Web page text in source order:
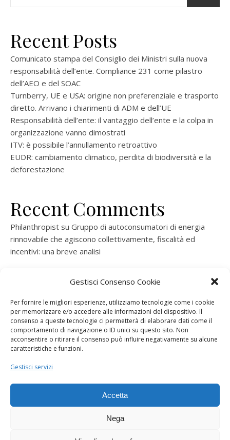
Gestisci Consenso Cookie
Per fornire le migliori esperienze, utilizziamo tecnologie come i cookie
per memorizzare e/o accedere alle informazioni del dispositivo. Il
consenso a queste tecnologie ci permetterà di elaborare dati come il
comportamento di navigazione o ID unici su questo sito. Non
acconsentire o ritirare il consenso può influire negativamente su alcune
caratteristiche e funzioni.
Gestisci servizi
Accetta
Nega
Recent Posts
Comunicato stampa del Consiglio dei Ministri sulla nuova
responsabilità dell’ente. Compliance 231 come pilastro
dell’AEO e del SOAC
Turnberry, UE e USA: origine non preferenziale e trasporto
diretto. Arrivano i chiarimenti di ADM e dell’UE
Responsabilità dell’ente: il vantaggio dell’ente e la colpa in
organizzazione vanno dimostrati
ITV: è possibile l’annullamento retroattivo
EUDR: cambiamento climatico, perdita di biodiversità e la
deforestazione
Recent Comments
Philanthropist su Gruppo di autoconsumatori di energia
rinnovabile che agiscono collettivamente, fiscalità ed
incentivi: una breve analisi
rinnovabile che agiscono collettivamente, fiscalità ed
ramatogelsuGruppo di autoconsumatori di energia
rinnovabile che agiscono collettivamente, fiscalità ed
incentivi: una breve analisi
consorzio per la produzione di energia elettrica